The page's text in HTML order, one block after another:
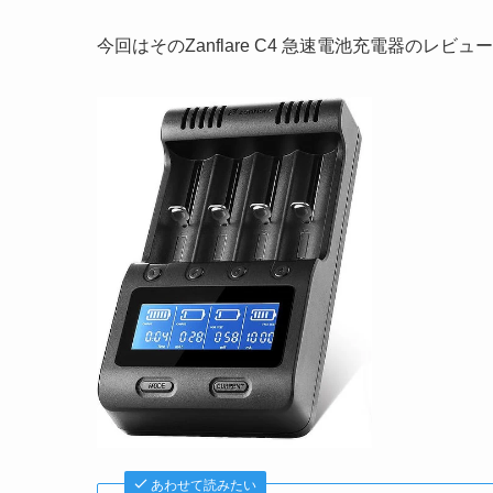
今回はそのZanflare C4 急速電池充電器のレビュー
あわせて読みたい